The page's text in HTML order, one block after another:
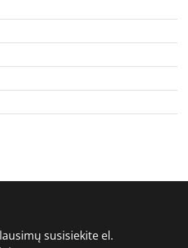
susisiekite el.